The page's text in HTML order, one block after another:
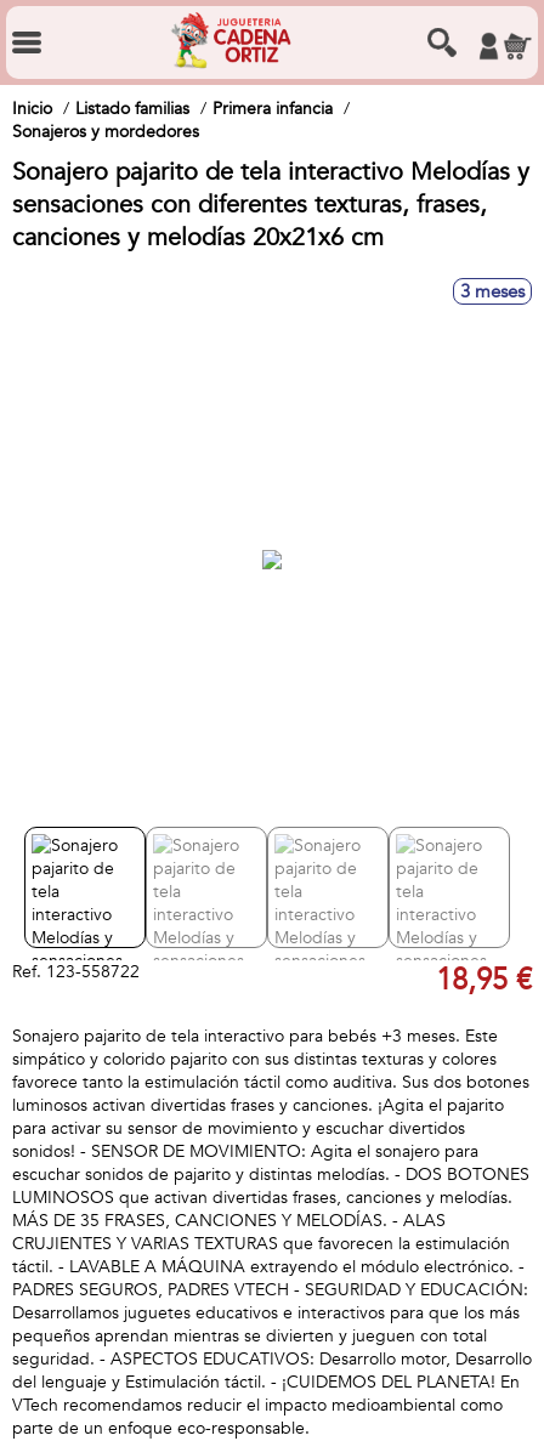
Inicio Listado familias
Primera infancia
Sonajeros y mordedores
Sonajero pajarito de tela interactivo Melodías y
sensaciones con diferentes texturas, frases,
canciones y melodías 20x21x6 cm
3 meses
Ref. 123-558722 18,95 €
Sonajero pajarito de tela interactivo para bebés +3 meses. Este
simpático y colorido pajarito con sus distintas texturas y colores
favorece tanto la estimulación táctil como auditiva. Sus dos botones
luminosos activan divertidas frases y canciones. ¡Agita el pajarito
para activar su sensor de movimiento y escuchar divertidos
sonidos! - SENSOR DE MOVIMIENTO: Agita el sonajero para
escuchar sonidos de pajarito y distintas melodías. - DOS BOTONES
LUMINOSOS que activan divertidas frases, canciones y melodías.
MÁS DE 35 FRASES, CANCIONES Y MELODÍAS. - ALAS
CRUJIENTES Y VARIAS TEXTURAS que favorecen la estimulación
táctil. - LAVABLE A MÁQUINA extrayendo el módulo electrónico. -
PADRES SEGUROS, PADRES VTECH - SEGURIDAD Y EDUCACIÓN:
Desarrollamos juguetes educativos e interactivos para que los más
pequeños aprendan mientras se divierten y jueguen con total
seguridad. - ASPECTOS EDUCATIVOS: Desarrollo motor, Desarrollo
del lenguaje y Estimulación táctil. - ¡CUIDEMOS DEL PLANETA! En
VTech recomendamos reducir el impacto medioambiental como
parte de un enfoque eco-responsable.